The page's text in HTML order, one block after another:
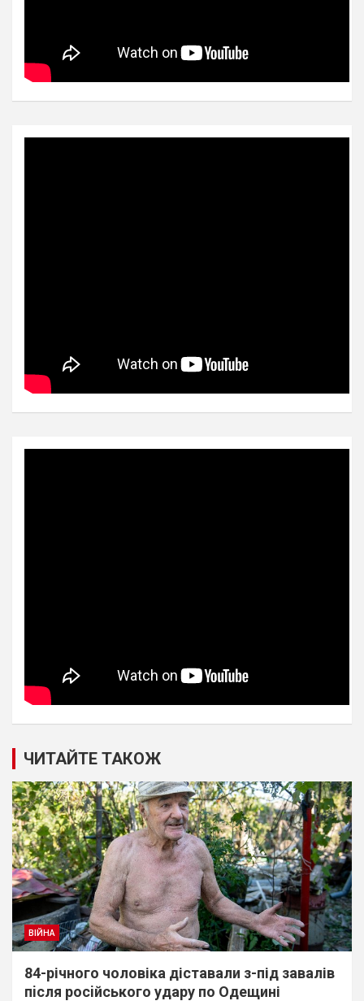
ЧИТАЙТЕ ТАКОЖ
ВІЙНА
84-річного чоловіка діставали з-під завалів
пiсля росiйського удару по Одещині